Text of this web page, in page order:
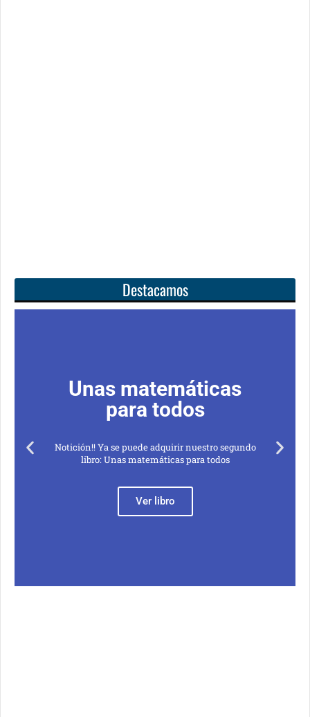
Destacamos
Unas matemáticas
para todos
Notición!! Ya se puede adquirir nuestro segundo
libro: Unas matemáticas para todos
Ver libro